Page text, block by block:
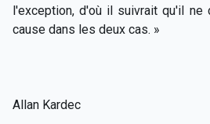
l'exception, d'où il suivrait qu'il ne
cause dans les deux cas. »
Allan Kardec